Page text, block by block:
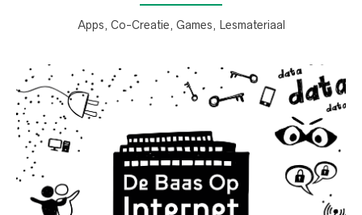
Apps, Co-Creatie, Games, Lesmateriaal